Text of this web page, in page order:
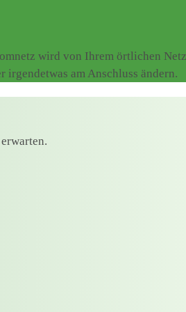
wird von Ihrem örtlichen
irgendetwas am Anschluss ändern.